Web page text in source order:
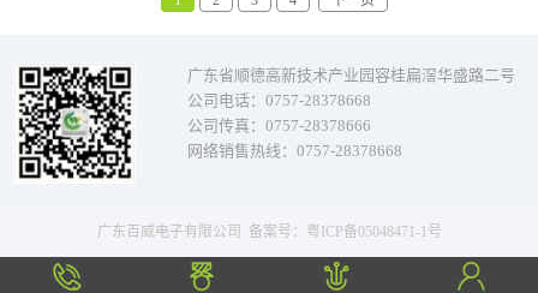
广东省顺德高新技术产业园容桂扁滘华盛路二号
公司电话：0757-28378668
公司传真：0757-28378666
网络销售热线：0757-28378668
广东百威电子有限公司 备案号： 粤ICP备05048471-1号